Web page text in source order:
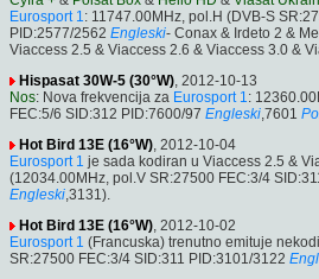
Eurosport 1: 11747.00MHz, pol.H (DVB-S
PID:2577/2562 Engleski- Conax & Irdeto 2 &
Viaccess 2.5 & Viaccess 2.6 & Viaccess 3.0 &
Hispasat 30W-5 (30°W), 2012-10-13
Nos: Nova frekvencija za Eurosport 1:
FEC:5/6 SID:312 PID:7600/97 Engleski,7601
Hot Bird 13E (16°W), 2012-10-04
Eurosport 1 je sada kodiran u Viaccess 2.5 &
(12034.00MHz, pol.V SR:27500 FEC:3/4
Engleski,3131).
Hot Bird 13E (16°W), 2012-10-02
Eurosport 1 (Francuska) trenutno emituje
SR:27500 FEC:3/4 SID:311 PID:3101/3122